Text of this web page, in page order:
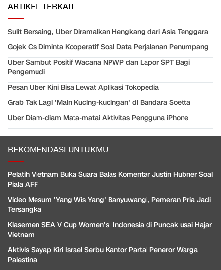
ARTIKEL TERKAIT
Sulit Bersaing, Uber Diramalkan Hengkang dari Asia Tenggara
Gojek Cs Diminta Kooperatif Soal Data Perjalanan Penumpang
Uber Sambut Positif Wacana NPWP dan Lapor SPT Bagi
Pengemudi
Pesan Uber Kini Bisa Lewat Aplikasi Tokopedia
Grab Tak Lagi 'Main Kucing-kucingan' di Bandara Soetta
Uber Diam-diam Mata-matai Aktivitas Pengguna iPhone
REKOMENDASI UNTUKMU
Pelatih Vietnam Buka Suara Balas Komentar Justin Hubner Soal
Piala AFF
Video Mesum 'Yang Wis Yang' Banyuwangi, Pemeran Pria Jadi
Tersangka
Klasemen SEA V Cup Women's: Indonesia di Puncak usai Hajar
Vietnam
Aktivis Sayap Kiri Israel Serbu Kantor Partai Peneror Warga
Palestina